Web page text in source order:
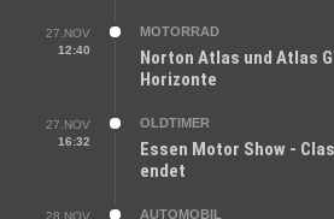
27.NOV
12:40
MOTORRAD
Norton Atlas und Atlas
Horizonte
27.NOV
16:32
OLDTIMER
Essen Motor Show -
endet
28.NOV AUTOMOBIL